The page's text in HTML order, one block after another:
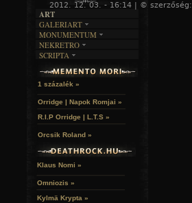
2012. 12. 03. - 16:14 | © szerzőség:
ART
GALERIART
ARTGALERI
KÉPREGÉNYEK
LAKÁSKULTS
MONUMENTUM
TEMETŐK
TEMPLOMOK
VÁRAK
HELYEK
NEKRETRO
SZUBKULT
FEKETE LYUK
RELIKVIÁK
SCRIPTA
NOVELLÁK
VERSEK
1 százalék »
Orridge | Napok Romjai »
R.I.P Orridge | L.T.S »
Orcsik Roland »
Klaus Nomi »
Omniozis »
Kylmä Krypta »